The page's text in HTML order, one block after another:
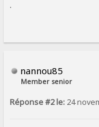
.
nannou85
Member senior
Réponse #2 le: 24